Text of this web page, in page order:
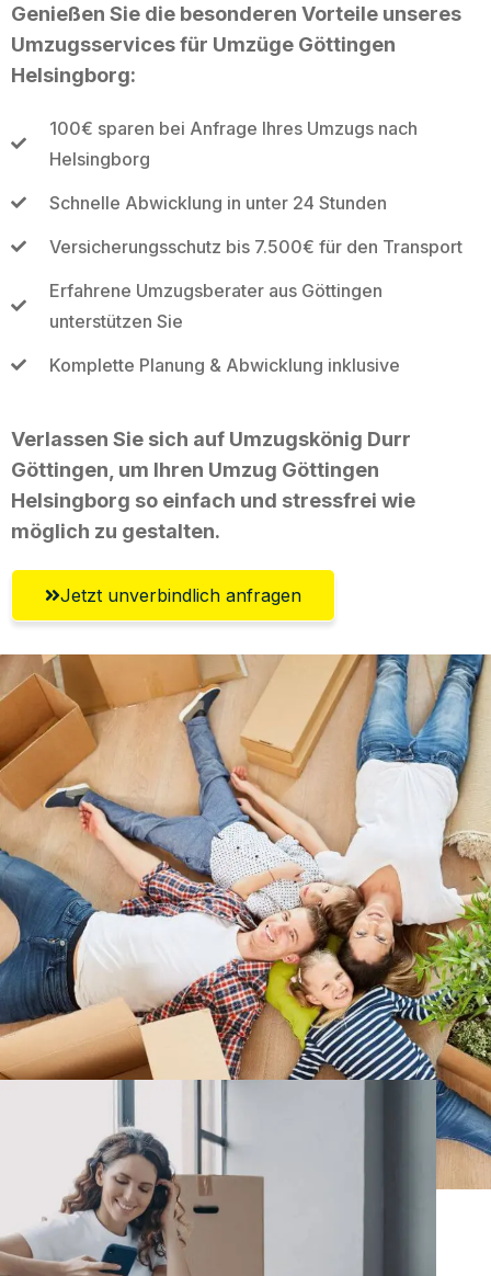
Genießen Sie die besonderen Vorteile unseres
Umzugsservices für Umzüge Göttingen
Helsingborg:
100€ sparen bei Anfrage Ihres Umzugs nach
Helsingborg
Schnelle Abwicklung in unter 24 Stunden
Versicherungsschutz bis 7.500€ für den Transport
Erfahrene Umzugsberater aus Göttingen
unterstützen Sie
Komplette Planung & Abwicklung inklusive
Verlassen Sie sich auf Umzugskönig Durr
Göttingen, um Ihren Umzug Göttingen
Helsingborg so einfach und stressfrei wie
möglich zu gestalten.
Jetzt unverbindlich anfragen